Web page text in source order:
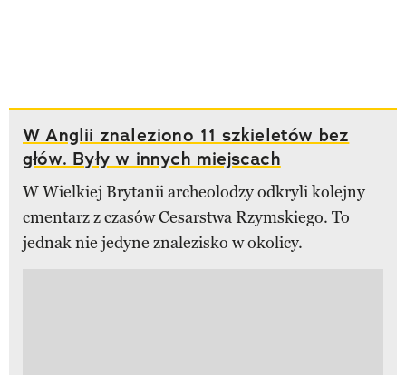
W Anglii znaleziono 11 szkieletów bez
głów. Były w innych miejscach
W Wielkiej Brytanii archeolodzy odkryli kolejny
cmentarz z czasów Cesarstwa Rzymskiego. To
jednak nie jedyne znalezisko w okolicy.